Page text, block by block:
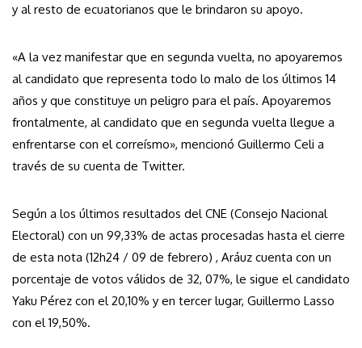
y al resto de ecuatorianos que le brindaron su apoyo.
«A la vez manifestar que en segunda vuelta, no apoyaremos
al candidato que representa todo lo malo de los últimos 14
años y que constituye un peligro para el país. Apoyaremos
frontalmente, al candidato que en segunda vuelta llegue a
enfrentarse con el correísmo», mencionó Guillermo Celi a
través de su cuenta de Twitter.
Según a los últimos resultados del CNE (Consejo Nacional
Electoral) con un 99,33% de actas procesadas hasta el cierre
de esta nota (12h24 / 09 de febrero) , Aráuz cuenta con un
porcentaje de votos válidos de 32, 07%, le sigue el candidato
Yaku Pérez con el 20,10% y en tercer lugar, Guillermo Lasso
con el 19,50%.